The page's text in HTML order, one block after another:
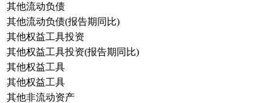
其他流动负债
其他流动负债(报告期同比)
其他权益工具投资
其他权益工具投资(报告期同比)
其他权益工具
其他权益工具
其他非流动资产